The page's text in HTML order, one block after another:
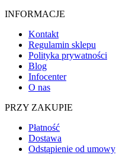
INFORMACJE
Kontakt
Regulamin sklepu
Polityka prywatności
Blog
Infocenter
O nas
PRZY ZAKUPIE
Płatność
Dostawa
Odstąpienie od umowy